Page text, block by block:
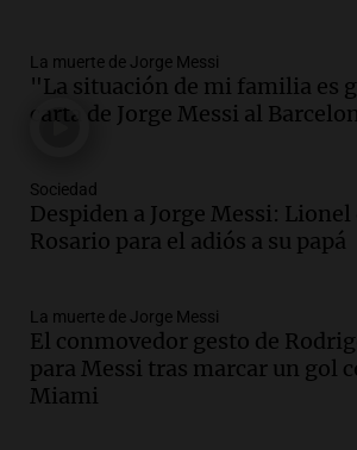
Audio.Tragedia en
y cinco heridos tras caer
un puente
Episodios
Audio.Messi llegará esta
Rosario para acompañar a
Episodios
Audio.Ley de Propiedad
en el Congreso expuso una
comunicacional del
La muerte de Jorge Messi
"La situación de mi familia es
carta de Jorge Messi al
Sociedad
Despiden a Jorge Messi: Lionel
Rosario para el adiós a su papá
La muerte de Jorge Messi
El conmovedor gesto de
para Messi tras marcar un gol
Miami